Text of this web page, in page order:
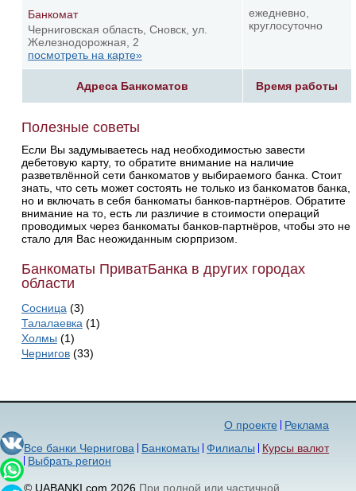
Адреса Банкоматов Время работы
Банкомат
Черниговская область, Сновск, ул.
Железнодорожная, 2
посмотреть на карте»
ежедневно,
круглосуточно
Полезные советы
Если Вы задумываетесь над необходимостью завести
дебетовую карту, то обратите внимание на наличие
разветвлённой сети банкоматов у выбираемого банка. Стоит
знать, что сеть может состоять не только из банкоматов банка,
но и включать в себя банкоматы банков-партнёров. Обратите
внимание на то, есть ли различие в стоимости операций
проводимых через банкоматы банков-партнёров, чтобы это не
стало для Вас неожиданным сюрпризом.
Банкоматы ПриватБанка в других городах
области
Сосница (3)
Талалаевка (1)
Холмы (1)
Чернигов(33)
Реклама
О проекте
Все банки Чернигова
Банкоматы Филиалы
Курсы валют
Выбрать регион
© UABANKI.com 2026 При полной или частичной